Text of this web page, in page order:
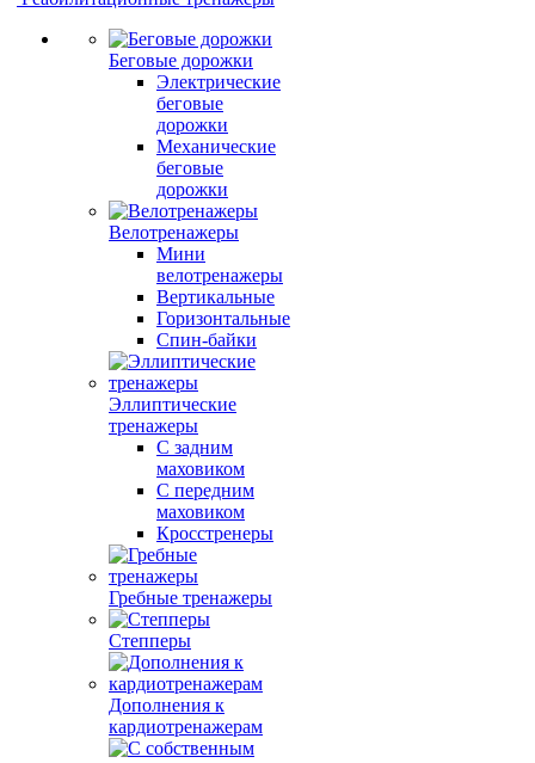
Беговые дорожки
Электрические
беговые
дорожки
Механические
беговые
дорожки
Велотренажеры
Мини
велотренажеры
Вертикальные
Горизонтальные
Спин-байки
Эллиптические
тренажеры
С задним
маховиком
С передним
маховиком
Кросстренеры
Гребные тренажеры
Степперы
Дополнения к
кардиотренажерам